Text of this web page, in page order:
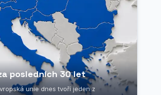
posledních 30 let
unie dnes tvoří jeden z